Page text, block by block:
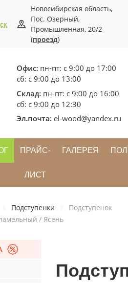
Новосибирская область,
Пос. Озерный,
Промышленная, 20/2
(проезд)
Офис: пн-пт: с 9:00 до 17:00
сб: с 9:00 до 13:00
Склад: пн-пт: с 9:00 до 16:00
сб: с 9:00 до 12:30
Эл.почта: el-wood@yandex.ru
ПРАЙС-
ЛИСТ
ГАЛЕРЕЯ
Подступенки
Подступенок
/ Ясень